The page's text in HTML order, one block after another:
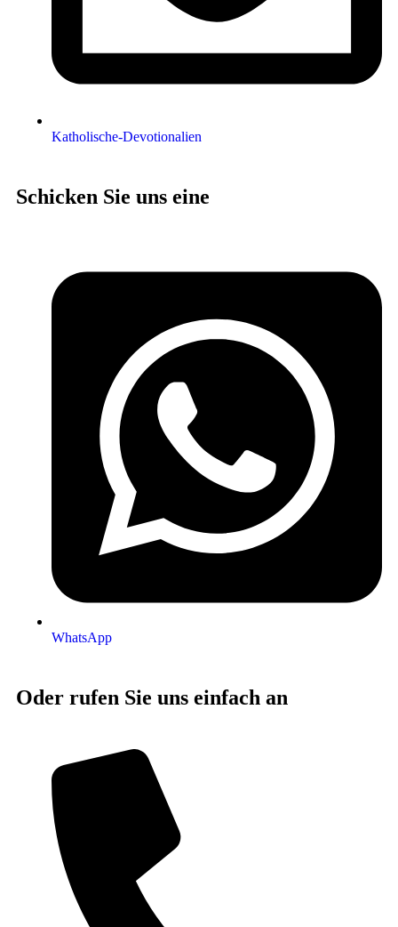
Katholische-Devotionalien
Schicken Sie uns eine
WhatsApp
Oder rufen Sie uns einfach an